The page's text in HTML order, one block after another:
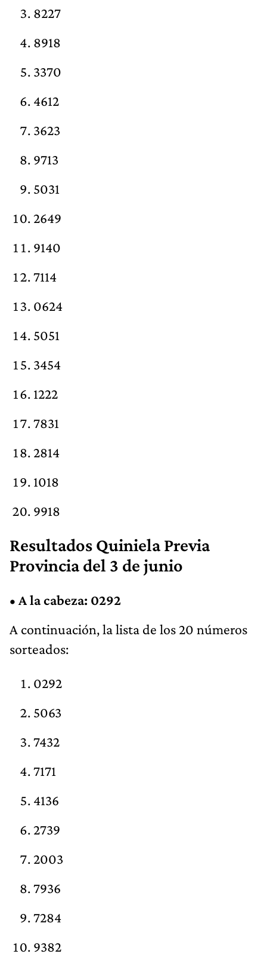
8227
8918
3370
4612
3623
9713
5031
2649
9140
7114
0624
5051
3454
1222
7831
2814
1018
9918
Resultados Quiniela Previa
Provincia del 3 de junio
• A la cabeza: 0292
A continuación, la lista de los 20 números
sorteados:
0292
5063
7432
7171
4136
2739
2003
7936
7284
9382